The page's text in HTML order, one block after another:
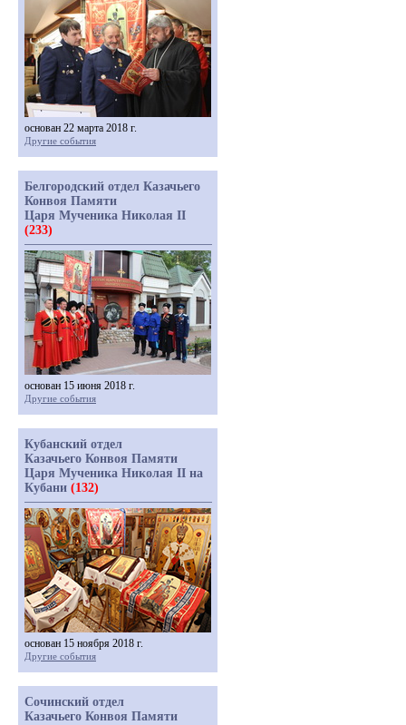
основан 22 марта 2018 г.
Другие события
Белгородский отдел Казачьего
Конвоя Памяти
Царя Мученика Николая II
(233)
основан 15 июня 2018 г.
Другие события
Кубанский отдел
Казачьего Конвоя Памяти
Царя Мученика Николая II на
Кубани (132)
основан 15 ноября 2018 г.
Другие события
Сочинский отдел
Казачьего Конвоя Памяти